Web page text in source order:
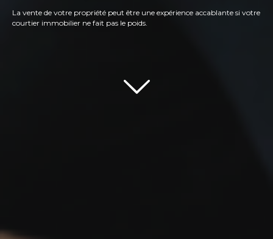
La vente de votre propriété peut être une expérience accablante si votre
courtier immobilier ne fait pas le poids.